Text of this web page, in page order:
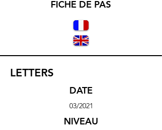
FICHE DE PAS
LETTERS
DATE
03/2021
NIVEAU